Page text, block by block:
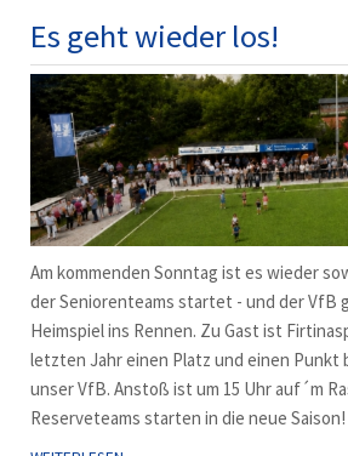
Es geht wieder los!
Am kommenden Sonntag ist es wieder
der Seniorenteams startet - und der VfB
Heimspiel ins Rennen. Zu Gast ist
letzten Jahr einen Platz und einen Punkt
unser VfB. Anstoß ist um 15 Uhr auf´m
Reserveteams starten in die neue Saison!